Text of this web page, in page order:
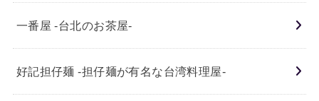
一番屋 -台北のお茶屋-
好記担仔麺 -担仔麺が有名な台湾料理屋-